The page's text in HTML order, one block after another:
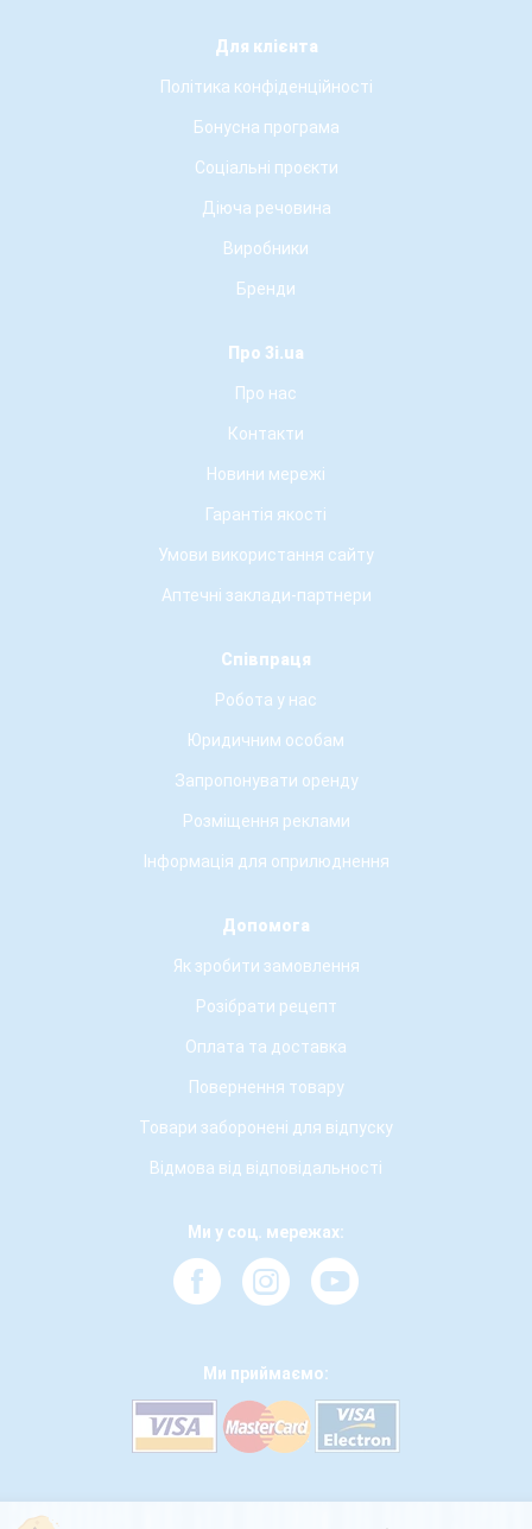
Для клієнта
Політика конфіденційності
Бонусна програма
Соціальні проєкти
Діюча речовина
Виробники
Бренди
Про 3i.ua
Про нас
Контакти
Новини мережі
Гарантія якості
Умови використання сайту
Аптечні заклади-партнери
Співпраця
Робота у нас
Юридичним особам
Запропонувати оренду
Розміщення реклами
Інформація для оприлюднення
Допомога
Як зробити замовлення
Розібрати рецепт
Оплата та доставка
Повернення товару
Товари заборонені для відпуску
Відмова від відповідальності
Ми у соц. мережах:
Ми приймаємо: